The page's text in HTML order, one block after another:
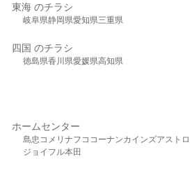
東海 のチラシ
岐阜県静岡県愛知県三重県
四国 のチラシ
徳島県香川県愛媛県高知県
ホームセンター
島忠 コメリ ナフコ コーナンカインズアスト
ジョイフル本田